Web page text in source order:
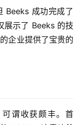
Beeks 成功完成了
展示了 Beeks 的技
企业提供了宝贵的
谓收获颇丰。首